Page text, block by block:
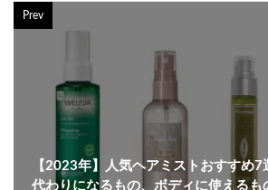
Prev
【2023年】人気ヘアミストおすすめ7
代わりになるもの、ボディに使えるも